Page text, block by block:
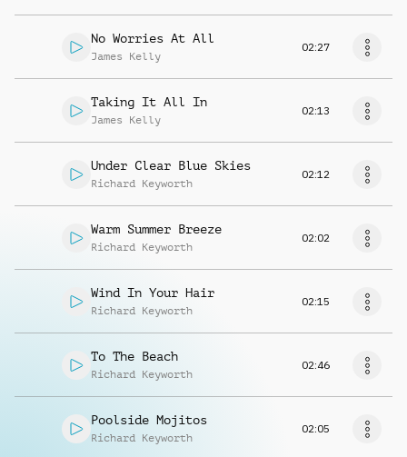
No Worries At All
James Kelly
02:27
Taking It All In
James Kelly
02:13
Under Clear Blue Skies
Richard Keyworth
02:12
Warm Summer Breeze
Richard Keyworth
02:02
Wind In Your Hair
Richard Keyworth
02:15
To The Beach
Richard Keyworth
02:46
Poolside Mojitos
Richard Keyworth
02:05